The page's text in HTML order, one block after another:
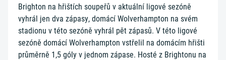
Brighton na hřištích soupeřů v aktuální ligové sezóně
vyhrál jen dva zápasy, domácí Wolverhampton na svém
stadionu v této sezóně vyhrál pět zápasů. V této ligové
sezóně domácí Wolverhampton vstřelil na domácím hřišti
průměrně 1,5 góly v jednom zápase. Hosté z Brightonu na